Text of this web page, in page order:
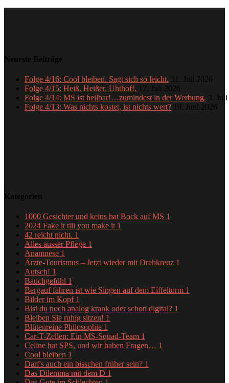
Neueste Beiträge
Folge 4/16: Cool bleiben. Sagt sich so leicht. 31. Juli 2026
Folge 4/15: Heiß. Heißer. Uhthoff. 17. Juli 2026
Folge 4/14: MS ist heilbar!…zumindest in der Werbung. 3.
Folge 4/13: Was nichts kostet, ist nichts wert? 19. Juni 2026
Kategorien
1000 Gesichter und keins hat Bock auf MS 1
2024 Fake it till you make it 1
42 reicht nicht. 1
Alles ausser Pflege 1
Anamnese 1
Ärzte-Tourismus – Jetzt wieder mit Drehkreuz 1
Autsch! 1
Bauchgefühl 1
Bergauf fahren ist wie Singen auf dem Eiffelturm 1
Bilder im Kopf 1
Bist du noch analog krank oder schon digital? 1
Bleiben Sie ruhig sitzen! 1
Blütenreine Philosophie 1
Car-T-Zellen: Ein MS-Squad-Team 1
Celine hat SPS, und wir haben Fragen… 1
Cool bleiben 1
Darf's auch ein bisschen früher sein? 1
Das Dilemma mit dem D 1